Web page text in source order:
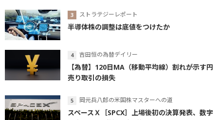
ストラテジーレポート
半導体株の調整は底値をつけたか
吉田恒の為替デイリー
【為替】120日MA（移動平均線）割れが示す円
売り取引の損失
岡元兵八郎の米国株マスターへの道
スペースＸ［SPCX］上場後初の決算発表、数字